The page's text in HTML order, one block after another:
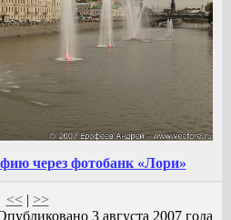
через фотобанк «Лори»
<<| >>
3 августа 2007 года